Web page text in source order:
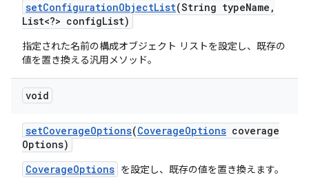
setConfigurationObjectList(String typeName ,
List<?> configList)
指定された名前の構成オブジェクト リストを設定し、既存の
値を置き換える汎用メソッド。
void
setCoverageOptions(CoverageOptions coverage
Options)
CoverageOptions を設定し、既存の値を置き換えます。